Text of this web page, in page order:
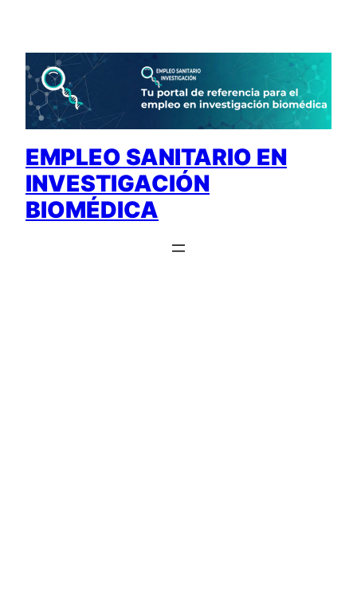
contenido
EMPLEO SANITARIO EN
INVESTIGACIÓN
BIOMÉDICA